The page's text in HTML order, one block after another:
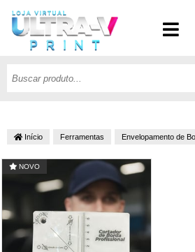
Início Ferramentas Envelopamento de
NOVO